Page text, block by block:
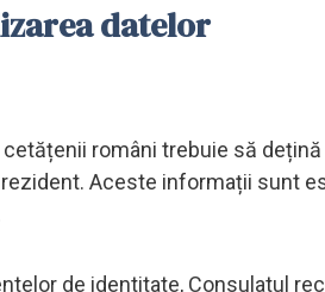
datelor
români trebuie să
Aceste informații sunt
de identitate, Consulatul